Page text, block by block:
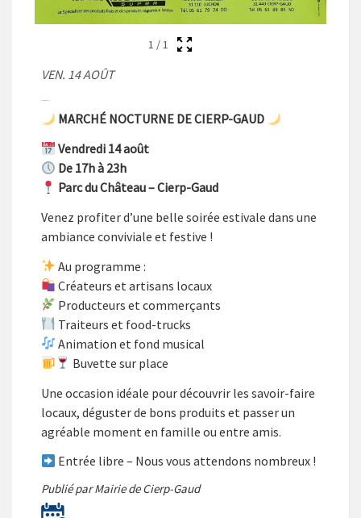
1 /1
VEN. 14 AOÛT
MARCHÉ NOCTURNE DE CIERP-GAUD
Vendredi 14 août
De 17h à 23h
Parc du Château – Cierp-Gaud
Venez profiter d’une belle soirée estivale dans une
ambiance conviviale et festive !
Au programme :
Créateurs et artisans locaux
Producteurs et commerçants
Traiteurs et food-trucks
Animation et fond musical
Buvette sur place
Une occasion idéale pour découvrir les savoir-faire
locaux, déguster de bons produits et passer un
agréable moment en famille ou entre amis.
Entrée libre – Nous vous attendons nombreux !
Publié par Mairie de Cierp-Gaud